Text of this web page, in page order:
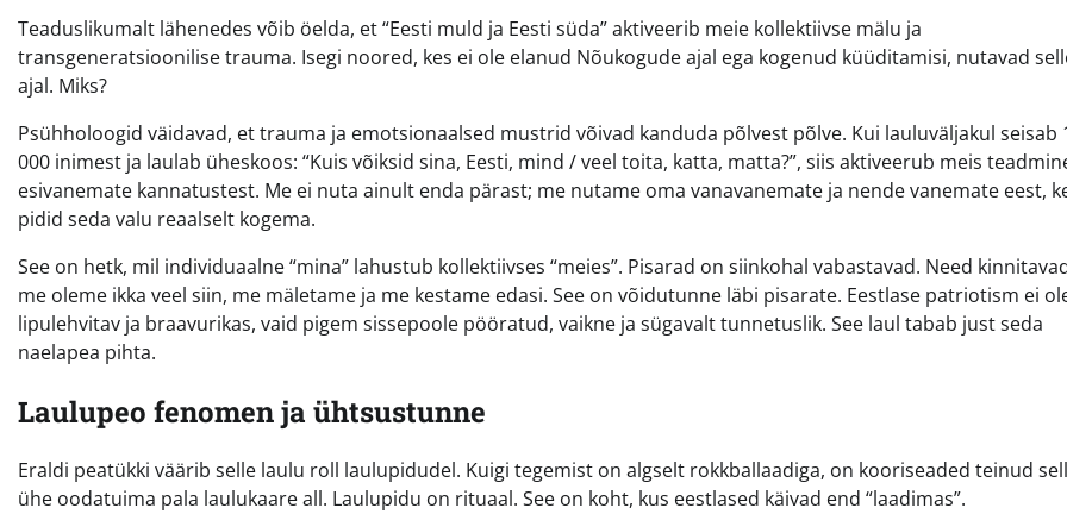
Teaduslikumalt lähenedes võib öelda, et “Eesti muld ja Eesti süda” aktiveerib meie kollektiivse mälu ja
transgeneratsioonilise trauma. Isegi noored, kes ei ole elanud Nõukogude ajal ega kogenud küüditamisi, nutavad
ajal. Miks?
Psühholoogid väidavad, et trauma ja emotsionaalsed mustrid võivad kanduda põlvest põlve. Kui lauluväljakul seisab
000 inimest ja laulab üheskoos: “Kuis võiksid sina, Eesti, mind / veel toita, katta, matta?”, siis aktiveerub meis
esivanemate kannatustest. Me ei nuta ainult enda pärast; me nutame oma vanavanemate ja nende vanemate eest,
pidid seda valu reaalselt kogema.
See on hetk, mil individuaalne “mina” lahustub kollektiivses “meies”. Pisarad on siinkohal vabastavad. Need
me oleme ikka veel siin, me mäletame ja me kestame edasi. See on võidutunne läbi pisarate. Eestlase patriotism ei
lipulehvitav ja braavurikas, vaid pigem sissepoole pööratud, vaikne ja sügavalt tunnetuslik. See laul tabab just seda
naelapea pihta.
Laulupeo fenomen ja ühtsustunne
Eraldi peatükki väärib selle laulu roll laulupidudel. Kuigi tegemist on algselt rokkballaadiga, on kooriseaded teinud
ühe oodatuima pala laulukaare all. Laulupidu on rituaal. See on koht, kus eestlased käivad end “laadimas”.